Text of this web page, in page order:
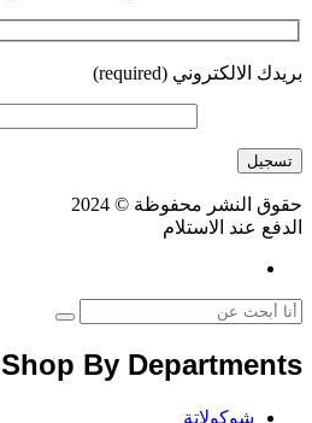
بريدك الالكتروني (required)
حقوق النشر محفوظة © 2024
الدفع عند الاستلام
Shop By Departments
شوكولاتة